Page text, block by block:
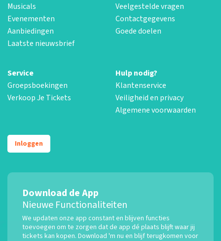
Musicals
Evenementen
Aanbiedingen
Laatste nieuwsbrief
Veelgestelde vragen
Contactgegevens
Goede doelen
Service
Groepsboekingen
Verkoop Je Tickets
Hulp nodig?
Klantenservice
Veiligheid en privacy
Algemene voorwaarden
Inloggen
Download de App
Nieuwe Functionaliteiten
We updaten onze app constant en blijven functies
toevoegen om te zorgen dat de app dé plaats blijft waar jij
tickets kan kopen. Download 'm nu en blijf terugkomen voor